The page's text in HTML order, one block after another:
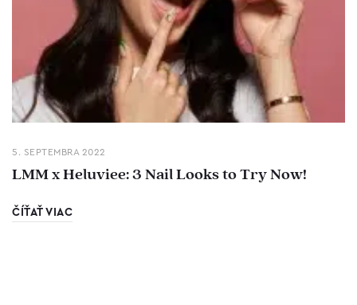
5. SEPTEMBRA 2022
LMM x Heluviee: 3 Nail Looks to Try Now!
ČÍŤAŤ VIAC